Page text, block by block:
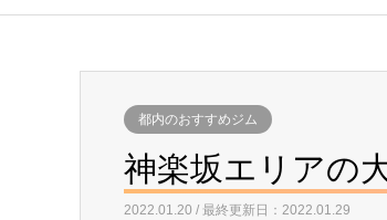
都内のおすすめジム
神楽坂エリアの
2022.01.20 / 最終更新日：2022.01.29